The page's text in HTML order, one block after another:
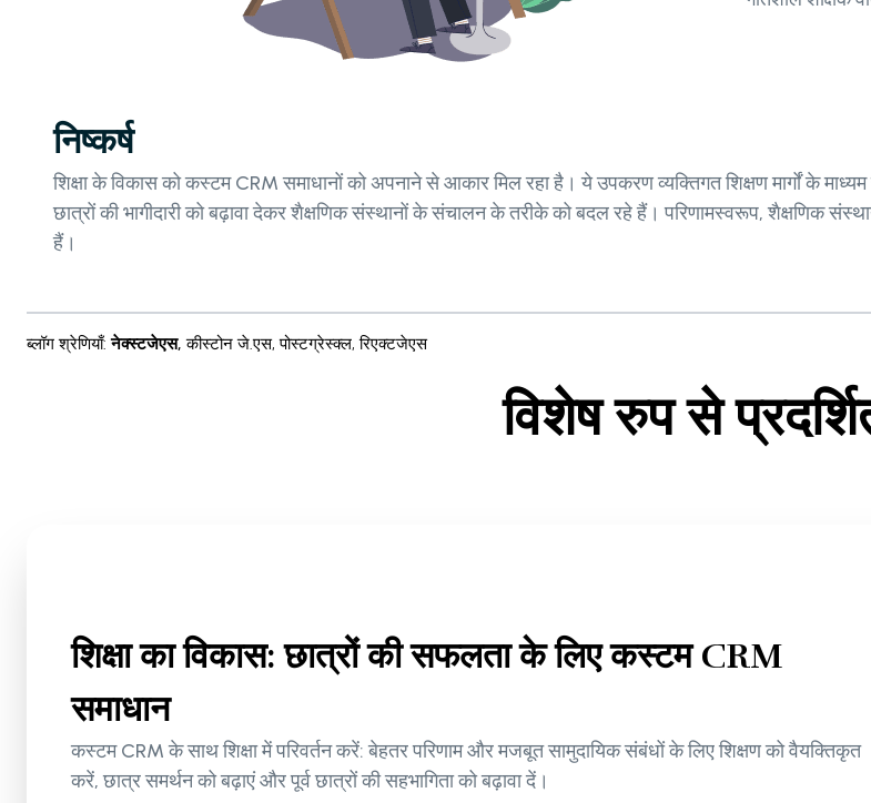
निष्कर्ष
शिक्षा के विकास को कस्टम CRM समाधानों को अपनाने से आकार मिल रहा है। ये उपकरण व्यक्तिगत शिक्षण मार्गों के
छात्रों की भागीदारी को बढ़ावा देकर शैक्षणिक संस्थानों के संचालन के तरीके को बदल रहे हैं। परिणामस्वरूप, शैक्षणिक
हैं।
ब्लॉग श्रेणियाँ: नेक्स्टजेएस, कीस्टोन जे.एस,पोस्टग्रेस्क्ल,रिएक्टजेएस
विशेष रुप से
शिक्षा का विकास: छात्रों की सफलता के लिए कस्टम CRM
समाधान
कस्टम CRM के साथ शिक्षा में परिवर्तन करें: बेहतर परिणाम और मजबूत सामुदायिक संबंधों के लिए शिक्षण को वैयक्तिकृत
करें, छात्र समर्थन को बढ़ाएं और पूर्व छात्रों की सहभागिता को बढ़ावा दें।